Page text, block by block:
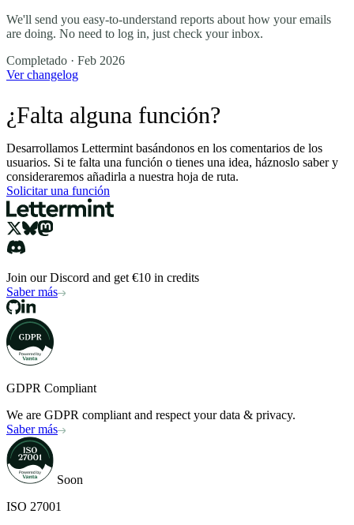
We'll send you easy-to-understand reports about how your emails
are doing. No need to log in, just check your inbox.
Completado · Feb 2026
Ver changelog
¿Falta alguna función?
Desarrollamos Lettermint basándonos en los comentarios de los
usuarios. Si te falta una función o tienes una idea, háznoslo saber y
consideraremos añadirla a nuestra hoja de ruta.
Solicitar una función
Join our Discord and get €10 in credits
Saber más
GDPR Compliant
We are GDPR compliant and respect your data & privacy.
Saber más
Soon
ISO 27001